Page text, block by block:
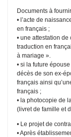
Documents à
• l’acte de
en français ;
• une attestation
traduction en
à mariage ».
• si la future
décès de son ex-
français ainsi
français ;
• la photocopie de
(livret de famille et
• Le projet de
• Après